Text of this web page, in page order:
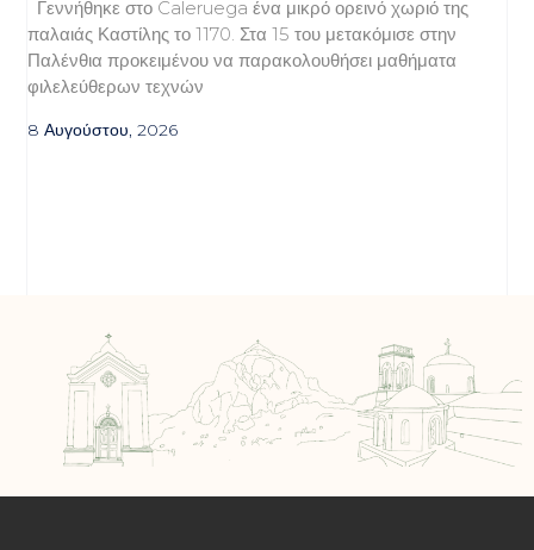
Γεννήθηκε στο Caleruega ένα μικρό ορεινό χωριό της
παλαιάς Καστίλης το 1170. Στα 15 του μετακόμισε στην
Παλένθια προκειμένου να παρακολουθήσει μαθήματα
φιλελεύθερων τεχνών
8 Αυγούστου, 2026